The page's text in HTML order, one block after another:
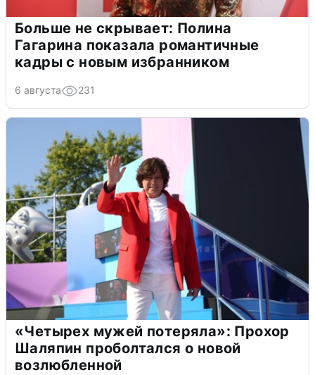
Больше не скрывает: Полина
Гагарина показала романтичные
кадры с новым избранником
6 августа 231
«Четырех мужей потеряла»: Прохор
Шаляпин проболтался о новой
возлюбленной